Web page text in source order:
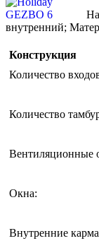
внутренний;
Конструкция
Количество
Количество
Вентиляционные
Окна:
Внутренние